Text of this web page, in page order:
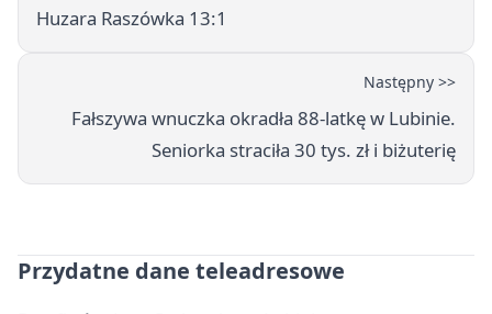
Huzara Raszówka 13:1
Następny >>
Fałszywa wnuczka okradła 88-latkę w Lubinie.
Seniorka straciła 30 tys. zł i biżuterię
Przydatne dane teleadresowe